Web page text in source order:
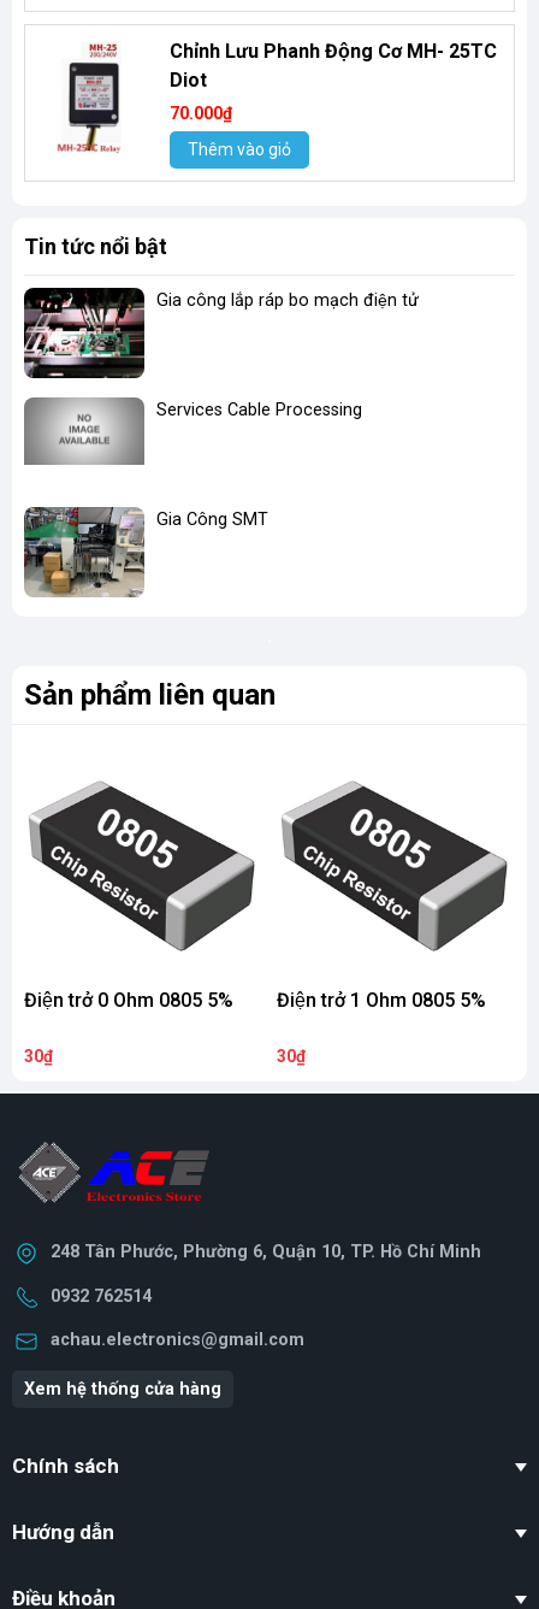
Chỉnh Lưu Phanh Động Cơ MH- 25TC
Diot
70.000₫
Thêm vào giỏ
Tin tức nổi bật
Gia công lắp ráp bo mạch điện tử
Services Cable Processing
Gia Công SMT
Sản phẩm liên quan
Điện trở 0 Ohm 0805 5%
30₫
Điện trở 1 Ohm 0805 5%
30₫
248 Tân Phước, Phường 6, Quận 10, TP. Hồ Chí Minh
0932 762514
achau.electronics@gmail.com
Xem hệ thống cửa hàng
Chính sách
Hướng dẫn
Điều khoản